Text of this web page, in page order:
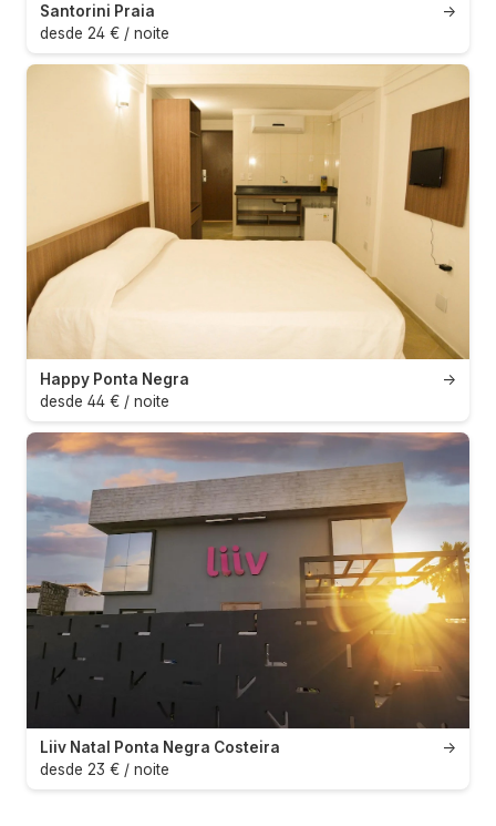
→
Santorini Praia
desde 24 € / noite
→
Happy Ponta Negra
desde 44 € / noite
→
Liiv Natal Ponta Negra Costeira
desde 23 € / noite